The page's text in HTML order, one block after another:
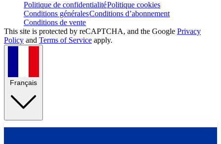
Politique de confidentialitéPolitique cookies
Conditions généralesConditions d’abonnement
Conditions de vente
This site is protected by reCAPTCHA, and the Google Privacy
Policy and Terms of Service apply.
Français